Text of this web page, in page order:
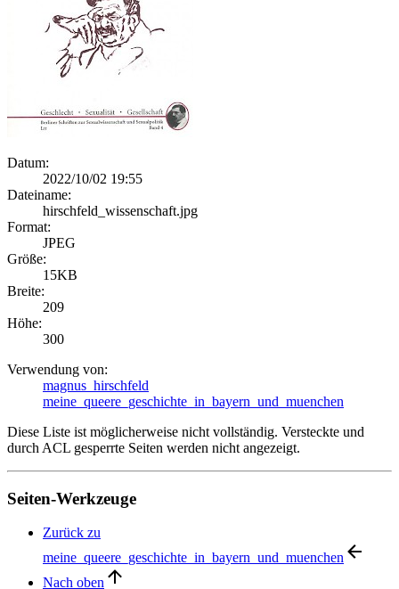
Datum:
2022/10/02 19:55
Dateiname:
hirschfeld_wissenschaft.jpg
Format:
JPEG
Größe:
15KB
Breite:
209
Höhe:
300
Verwendung von:
magnus_hirschfeld
meine_queere_geschichte_in_bayern_und_muenchen
Diese Liste ist möglicherweise nicht vollständig. Versteckte und
durch ACL gesperrte Seiten werden nicht angezeigt.
Seiten-Werkzeuge
Zurück zu
meine_queere_geschichte_in_bayern_und_muenchen
Nach oben